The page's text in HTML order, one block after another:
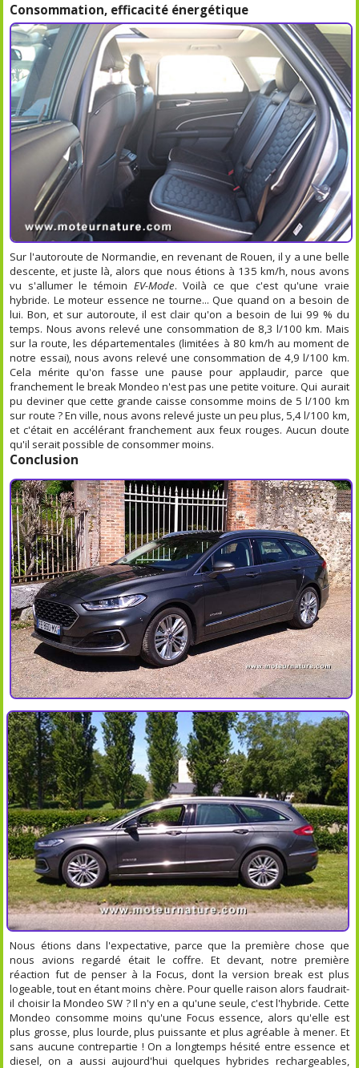
Consommation, efficacité énergétique
Sur l'autoroute de Normandie, en revenant de Rouen, il y a une belle
descente, et juste là, alors que nous étions à 135 km/h, nous avons
vu s'allumer le témoin EV-Mode. Voilà ce que c'est qu'une vraie
hybride. Le moteur essence ne tourne... Que quand on a besoin de
lui. Bon, et sur autoroute, il est clair qu'on a besoin de lui 99 % du
temps. Nous avons relevé une consommation de 8,3 l/100 km. Mais
sur la route, les départementales (limitées à 80 km/h au moment de
notre essai), nous avons relevé une consommation de 4,9 l/100 km.
Cela mérite qu'on fasse une pause pour applaudir, parce que
franchement le break Mondeo n'est pas une petite voiture. Qui aurait
pu deviner que cette grande caisse consomme moins de 5 l/100 km
sur route ? En ville, nous avons relevé juste un peu plus, 5,4 l/100 km,
et c'était en accélérant franchement aux feux rouges. Aucun doute
qu'il serait possible de consommer moins.
Conclusion
Nous étions dans l'expectative, parce que la première chose que
nous avions regardé était le coffre. Et devant, notre première
réaction fut de penser à la Focus, dont la version break est plus
logeable, tout en étant moins chère. Pour quelle raison alors faudrait-
il choisir la Mondeo SW ? Il n'y en a qu'une seule, c'est l'hybride. Cette
Mondeo consomme moins qu'une Focus essence, alors qu'elle est
plus grosse, plus lourde, plus puissante et plus agréable à mener. Et
sans aucune contrepartie ! On a longtemps hésité entre essence et
diesel, on a aussi aujourd'hui quelques hybrides rechargeables,